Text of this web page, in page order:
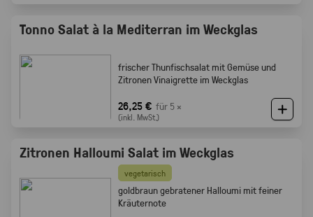
Tonno Salat à la Mediterran im Weckglas
frischer Thunfischsalat mit Gemüse und
Zitronen Vinaigrette im Weckglas
26,25 € für 5 ×
(inkl. MwSt.)
Zitronen Halloumi Salat im Weckglas
vegetarisch
goldbraun gebratener Halloumi mit feiner
Kräuternote